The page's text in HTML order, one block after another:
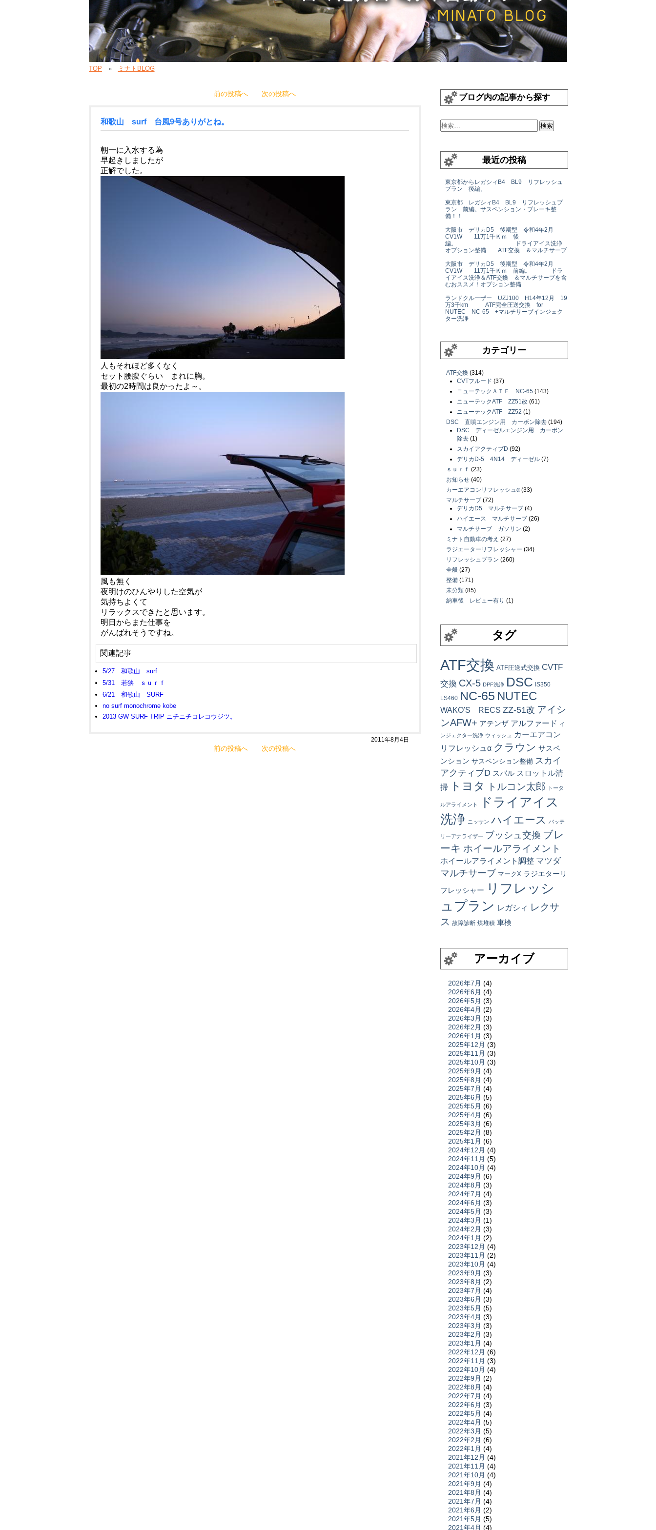
TOP ミナトBLOG
前の投稿へ 次の投稿へ
和歌山 surf 台風9号ありがとね。
朝一に入水する為
早起きしましたが
正解でした。
人もそれほど多くなく
セット腰腹ぐらい まれに胸。
最初の2時間は良かったよ～。
風も無く
夜明けのひんやりした空気が
気持ちよくて
リラックスできたと思います。
明日からまた仕事を
がんばれそうですね。
関連記事
5/27 和歌山 surf
5/31 若狭 ｓｕｒｆ
6/21 和歌山 SURF
no surf monochrome kobe
2013 GW SURF TRIP ニチニチコレコウジツ。
2011年8月4日
前の投稿へ 次の投稿へ
ブログ内の記事から探す
最近の投稿
東京都からレガシィB4 BL9 リフレッシュ
プラン 後編。
東京都 レガシィB4 BL9 リフレッシュプ
ラン 前編。サスペンション・ブレーキ整
備！！
大阪市 デリカD5 後期型 令和4年2月
CV1W 11万1千Ｋｍ 後
編。 ドライアイス洗浄
オプション整備 ATF交換 ＆マルチサーブ
大阪市 デリカD5 後期型 令和4年2月
CV1W 11万1千Ｋｍ 前編。 ドラ
イアイス洗浄＆ATF交換 ＆マルチサーブを含
むおススメ！オプション整備
ランドクルーザー UZJ100 H14年12月 19
万3千km ATF完全圧送交換 for
NUTEC NC-65 +マルチサーブインジェク
ター洗浄
カテゴリー
ATF交換 (314)
CVTフルード (37)
ニューテックＡＴＦ NC-65 (143)
ニューテックATF ZZ51改 (61)
ニューテックATF ZZ52 (1)
DSC 直噴エンジン用 カーボン除去 (194)
DSC ディーゼルエンジン用 カーボン
除去 (1)
スカイアクティブD (92)
デリカD-5 4N14 ディーゼル (7)
ｓｕｒｆ (23)
お知らせ (40)
カーエアコンリフレッシュα (33)
マルチサーブ (72)
デリカD5 マルチサーブ (4)
ハイエース マルチサーブ (26)
マルチサーブ ガソリン (2)
ミナト自動車の考え (27)
ラジエーターリフレッシャー (34)
リフレッシュプラン (260)
全般 (27)
整備 (171)
未分類 (85)
納車後 レビュー有り (1)
タグ
ATF交換 ATF圧送式交換 CVTF
交換 CX-5 DPF洗浄 DSC IS350
LS460 NC-65 NUTEC
WAKO'S RECS ZZ-51改 アイシ
ンAFW+ アテンザ アルファード イ
ンジェクター洗浄 ウィッシュ
カーエアコン
リフレッシュα クラウン サスペ
ンション サスペンション整備 スカイ
アクティブD スバル スロットル清
掃
トヨタ トルコン太郎 トータ
ルアライメント
ドライアイス
洗浄 ニッサン ハイエース バッテ
リーアナライザー ブッシュ交換 ブレ
ーキ ホイールアライメント
ホイールアライメント調整 マツダ
マルチサーブ マークX ラジエターリ
フレッシャー
リフレッシ
ュプラン レガシィ レクサ
ス 故障診断 煤堆積 車検
アーカイブ
2026年7月 (4)
2026年6月 (4)
2026年5月 (3)
2026年4月 (2)
2026年3月 (3)
2026年2月 (3)
2026年1月 (3)
2025年12月 (3)
2025年11月 (3)
2025年10月 (3)
2025年9月 (4)
2025年8月 (4)
2025年7月 (4)
2025年6月 (5)
2025年5月 (6)
2025年4月 (6)
2025年3月 (6)
2025年2月 (8)
2025年1月 (6)
2024年12月 (4)
2024年11月 (5)
2024年10月 (4)
2024年9月 (6)
2024年8月 (3)
2024年7月 (4)
2024年6月 (3)
2024年5月 (3)
2024年3月 (1)
2024年2月 (3)
2024年1月 (2)
2023年12月 (4)
2023年11月 (2)
2023年10月 (4)
2023年9月 (3)
2023年8月 (2)
2023年7月 (4)
2023年6月 (3)
2023年5月 (5)
2023年4月 (3)
2023年3月 (3)
2023年2月 (3)
2023年1月 (4)
2022年12月 (6)
2022年11月 (3)
2022年10月 (4)
2022年9月 (2)
2022年8月 (4)
2022年7月 (4)
2022年6月 (3)
2022年5月 (4)
2022年4月 (5)
2022年3月 (5)
2022年2月 (6)
2022年1月 (4)
2021年12月 (4)
2021年11月 (4)
2021年10月 (4)
2021年9月 (4)
2021年8月 (4)
2021年7月 (4)
2021年6月 (2)
2021年5月 (5)
2021年4月 (4)